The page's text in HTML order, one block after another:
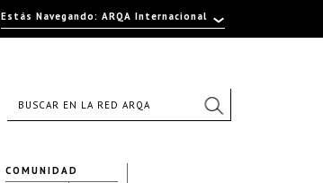
COMUNIDAD
Estás Navegando: ARQA Internacional